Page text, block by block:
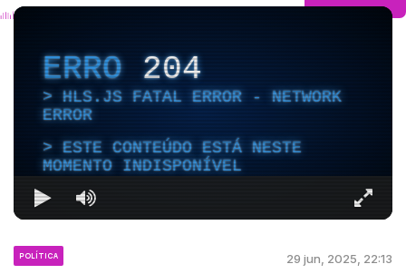
ERRO204
HLS.JS FATAL ERROR - NETWORK
ERROR
ESTE CONTEÚDO ESTÁ NESTE
MOMENTO INDISPONÍVEL
POLÍTICA 29 jun, 2025, 22:13